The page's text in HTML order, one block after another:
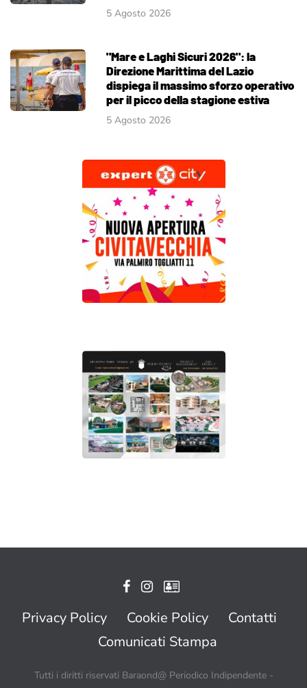
5 Agosto 2026
"Mare e Laghi Sicuri 2026": la
Direzione Marittima del Lazio
dispiega il massimo sforzo operativo
per il picco della stagione estiva
5 Agosto 2026
Privacy Policy Cookie Policy
Contatti
Comunicati Stampa
Tutti i diritti riservati Baraond@ Periodico Indipendente -